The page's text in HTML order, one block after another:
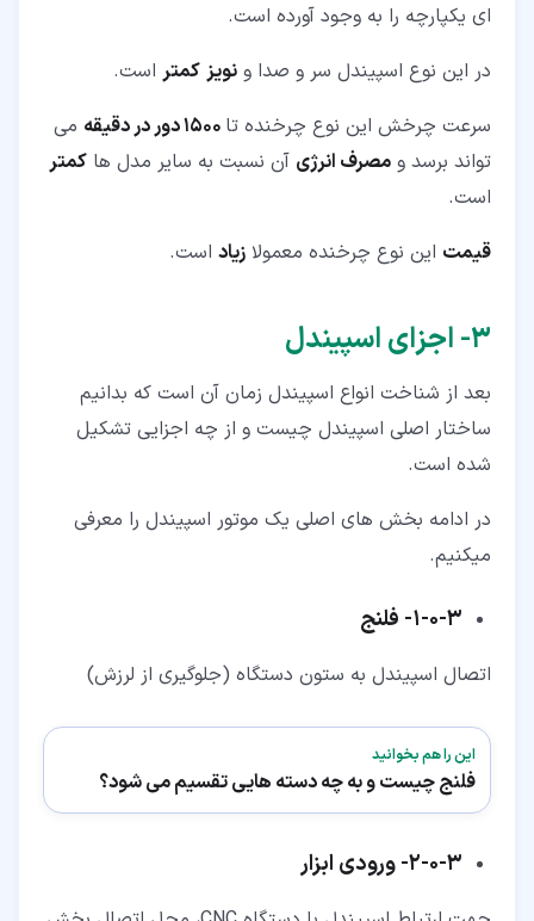
ای یکپارچه را به وجود آورده است.
در این نوع اسپیندل سر و صدا و نویز کمتر است.
سرعت چرخش این نوع چرخنده تا
می
تواند برسد و مصرف انرژی آن نسبت به سایر مدل ها کمتر
است.
قیمت این نوع چرخنده معمولا زیاد است.
۳‏- اجزای اسپیندل
بعد از شناخت انواع اسپیندل زمان آن است که بدانیم
ساختار اصلی اسپیندل چیست و از چه اجزایی تشکیل
شده است.
در ادامه بخش های اصلی یک موتور اسپیندل را معرفی
میکنیم.
۳‏-‏۰‏-‏۱‏- فلنج
اتصال اسپیندل به ستون دستگاه (جلوگیری از لرزش)
این را هم بخوانید
فلنج چیست و به چه دسته هایی تقسیم می شود؟
۳‏-‏۰‏-‏۲‏- ورودی ابزار